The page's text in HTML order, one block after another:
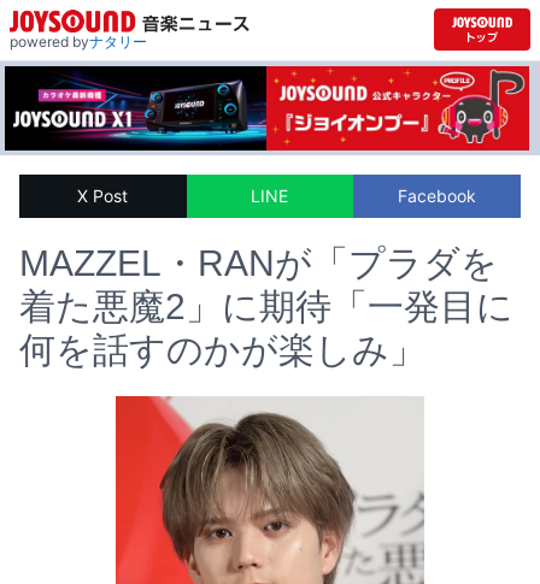
powered byナタリー
X Post LINE Facebook
MAZZEL・RANが「プラダを
着た悪魔2」に期待「一発目に
何を話すのかが楽しみ」